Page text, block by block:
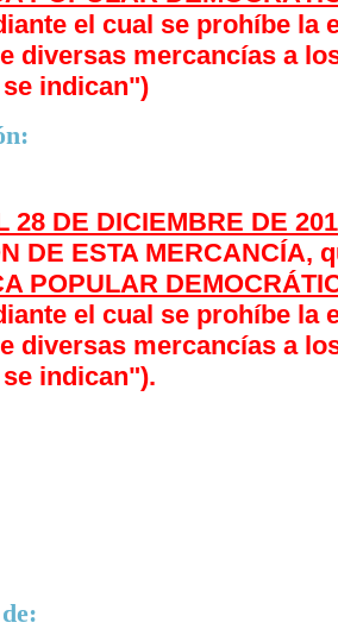
el cual se prohíbe la
diversas mercancías a
indican")
28 DE DICIEMBRE DE
DE ESTA MERCANCÍA,
POPULAR
el cual se prohíbe la
diversas mercancías a
indican").